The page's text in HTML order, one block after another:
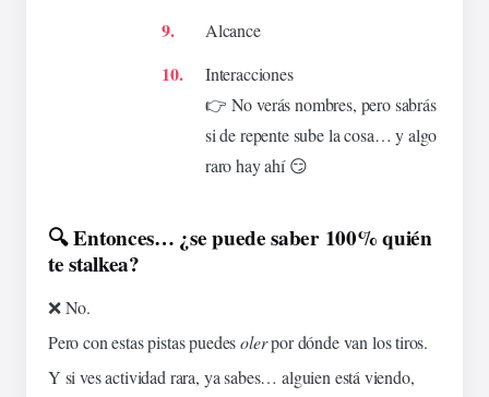
Alcance
Interacciones
👉 No verás nombres, pero sabrás
si de repente sube la cosa… y algo
raro hay ahí 😏
🔍 Entonces… ¿se puede saber 100% quién
te stalkea?
❌ No.
Pero con estas pistas puedesolerpor dónde van los tiros.
Y si ves actividad rara, ya sabes… alguien está viendo,